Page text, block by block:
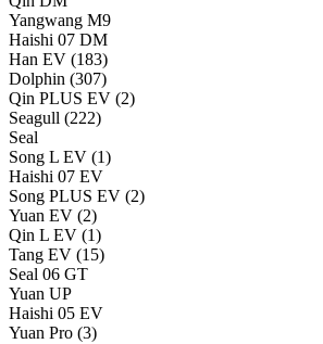
Yangwang M9
Haishi 07 DM
Han EV (183)
Dolphin (307)
Qin PLUS EV (2)
Seagull (222)
Seal
Song L EV (1)
Haishi 07 EV
Song PLUS EV (2)
Yuan EV (2)
Qin L EV (1)
Tang EV (15)
Seal 06 GT
Yuan UP
Haishi 05 EV
Yuan Pro (3)